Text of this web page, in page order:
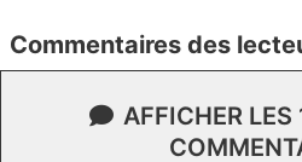
Commentaires des
AFFICHER LES